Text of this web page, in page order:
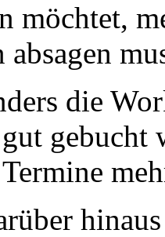
möchtet,
die